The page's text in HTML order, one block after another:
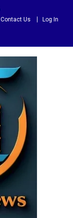
Contact Us Log In